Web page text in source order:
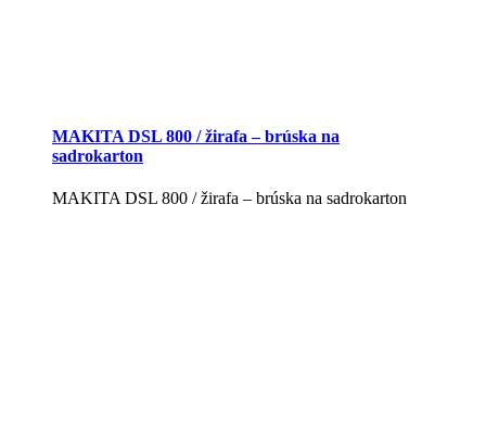
MAKITA DSL 800 / žirafa – brúska na
sadrokarton
MAKITA DSL 800 / žirafa – brúska na sadrokarton